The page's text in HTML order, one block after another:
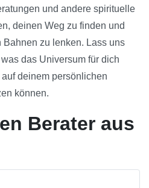
und andere spirituelle
deinen Weg zu finden und
zu lenken. Lass uns
das Universum für dich
deinem persönlichen
können.
Berater aus